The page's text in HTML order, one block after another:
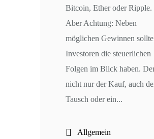
Bitcoin, Ether oder Ripple.
Aber Achtung: Neben
möglichen Gewinnen
Investoren die steuerlichen
Folgen im Blick haben.
nicht nur der Kauf, auch
Tausch oder ein...
Allgemein